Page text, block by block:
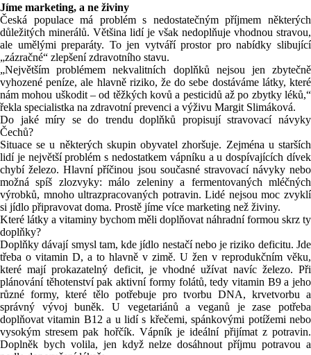
Jíme marketing, a ne živiny
Česká populace má problém s nedostatečným příjmem některých
důležitých minerálů. Většina lidí je však nedoplňuje vhodnou stravou,
ale umělými preparáty. To jen vytváří prostor pro nabídky slibující
„zázračné“ zlepšení zdravotního stavu.
„Největším problémem nekvalitních doplňků nejsou jen zbytečně
vyhozené peníze, ale hlavně riziko, že do sebe dostáváme látky, které
nám mohou uškodit – od těžkých kovů a pesticidů až po zbytky léků,“
řekla specialistka na zdravotní prevenci a výživu Margit Slimáková.
Do jaké míry se do trendu doplňků propisují stravovací návyky
Čechů?
Situace se u některých skupin obyvatel zhoršuje. Zejména u starších
lidí je největší problém s nedostatkem vápníku a u dospívajících dívek
chybí železo. Hlavní příčinou jsou současné stravovací návyky nebo
možná spíš zlozvyky: málo zeleniny a fermentovaných mléčných
výrobků, mnoho ultrazpracovaných potravin. Lidé nejsou moc zvyklí
si jídlo připravovat doma. Prostě jíme více marketing než živiny.
Které látky a vitaminy bychom měli doplňovat náhradní formou skrz ty
doplňky?
Doplňky dávají smysl tam, kde jídlo nestačí nebo je riziko deficitu. Jde
třeba o vitamin D, a to hlavně v zimě. U žen v reprodukčním věku,
které mají prokazatelný deficit, je vhodné užívat navíc železo. Při
plánování těhotenství pak aktivní formy folátů, tedy vitamin B9 a jeho
různé formy, které tělo potřebuje pro tvorbu DNA, krvetvorbu a
správný vývoj buněk. U vegetariánů a veganů je zase potřeba
doplňovat vitamin B12 a u lidí s křečemi, spánkovými potížemi nebo
vysokým stresem pak hořčík. Vápník je ideální přijímat z potravin.
Doplněk bych volila, jen když nelze dosáhnout příjmu potravou a